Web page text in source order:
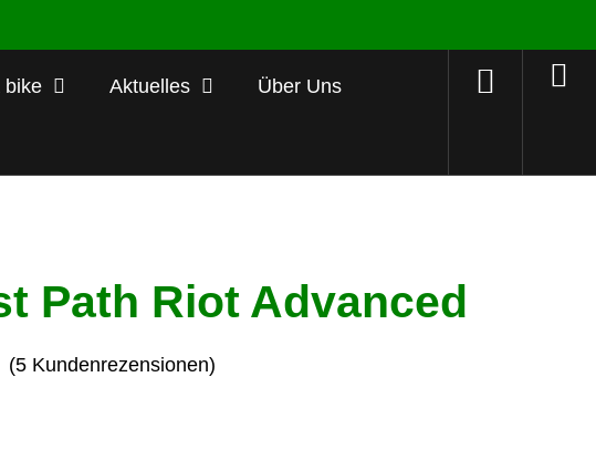
bike Aktuelles Über Uns
Path Riot Advanced
(5 Kundenrezensionen)